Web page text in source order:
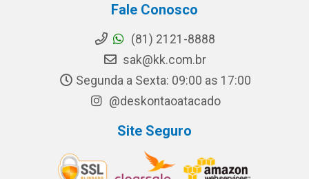
Fale Conosco
(81) 2121-8888
sak@kk.com.br
Segunda a Sexta: 09:00 as 17:00
@deskontaoatacado
Site Seguro